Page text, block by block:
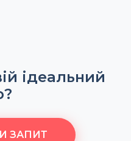
ідеальний
ЗАПИТ